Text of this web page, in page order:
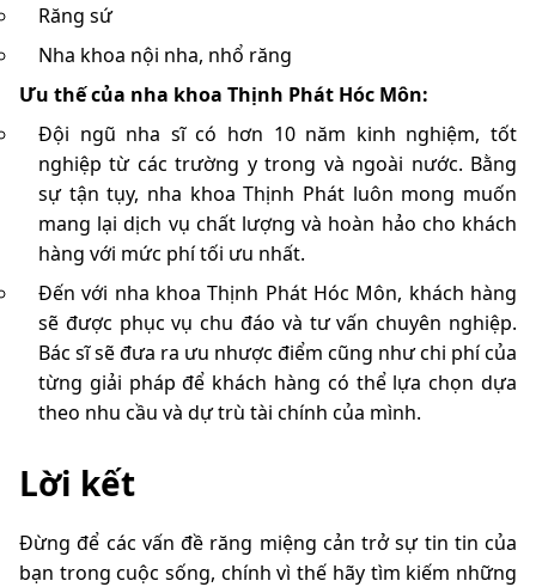
Răng sứ
Nha khoa nội nha, nhổ răng
Ưu thế của nha khoa Thịnh Phát Hóc Môn:
Đội ngũ nha sĩ có hơn 10 năm kinh nghiệm, tốt
nghiệp từ các trường y trong và ngoài nước. Bằng
sự tận tụy, nha khoa Thịnh Phát luôn mong muốn
mang lại dịch vụ chất lượng và hoàn hảo cho khách
hàng với mức phí tối ưu nhất.
Đến với nha khoa Thịnh Phát Hóc Môn, khách hàng
sẽ được phục vụ chu đáo và tư vấn chuyên nghiệp.
Bác sĩ sẽ đưa ra ưu nhược điểm cũng như chi phí của
từng giải pháp để khách hàng có thể lựa chọn dựa
theo nhu cầu và dự trù tài chính của mình.
Lời kết
Đừng để các vấn đề răng miệng cản trở sự tin tin của
bạn trong cuộc sống, chính vì thế hãy tìm kiếm những